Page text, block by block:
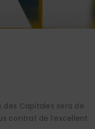
des Capitales sera de
contrat de l’excellent